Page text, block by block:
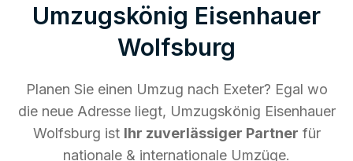
Umzugskönig Eisenhauer
Wolfsburg
Planen Sie einen Umzug nach Exeter? Egal wo
die neue Adresse liegt, Umzugskönig Eisenhauer
Wolfsburg ist Ihr zuverlässiger Partner für
nationale & internationale Umzüge.